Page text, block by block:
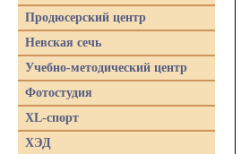
Продюсерский центр
Невская сечь
Учебно-методический центр
Фотостудия
XL-спорт
ХЭД